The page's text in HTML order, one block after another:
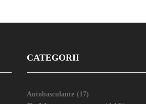
CATEGORII
Autobasculante (17)